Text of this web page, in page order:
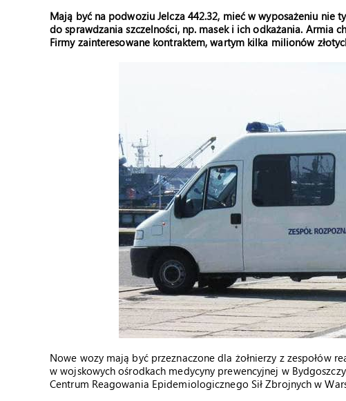
Mają być na podwoziu Jelcza 442.32, mieć w wyposażeniu nie
do sprawdzania szczelności, np. masek i ich odkażania. Armia
Firmy zainteresowane kontraktem, wartym kilka milionów
Nowe wozy mają być przeznaczone dla żołnierzy z zespołów
w wojskowych ośrodkach medycyny prewencyjnej w
Centrum Reagowania Epidemiologicznego Sił Zbrojnych w